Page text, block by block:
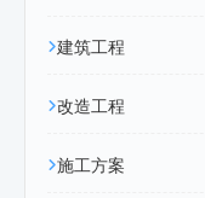
建筑工程
改造工程
施工方案